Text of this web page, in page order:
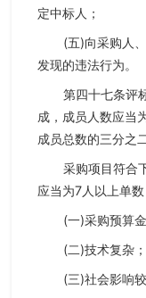
定中标人；
(五)向采购人
发现的违法行为。
第四十七条评
成，成员人数应当
成员总数的三分之二
采购项目符合
应当为7人以上单数
(一)采购预算
(二)技术复杂；
(三)社会影响较